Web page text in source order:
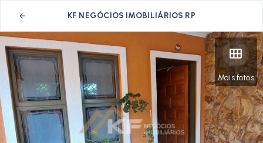
KF NEGÓCIOS IMOBILIÁRIOS RP
Mais fotos